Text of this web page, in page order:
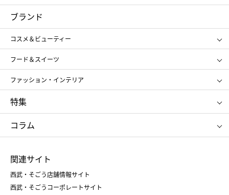
コスメ＆ビューティー
ギフト
レディース
メンズ
スポーツ・アウトドア
お中元
お歳暮
ブランド
コスメ＆ビューティー
SHISEIDO
ポール&ジョー ボーテ
ジルスチュアート
NARS
RMK
クリニーク
SK-Ⅱ
フード＆スイーツ
アンリ・シャルパンティエ
ゴディバ
新宿高野
たねや
ねんりん家
ファッション・インテリア
ポロ ラルフ ローレン
タケオ キクチ
ママ＆キッズ
シュタイフ
特集
お中元
ひな人形
五月人形
父の日
クリスマスケーキ
コラム
菓子折り
和菓子
人気のギフト
関連サイト
西武・そごう店舗情報サイト
西武・そごうコーポレートサイト